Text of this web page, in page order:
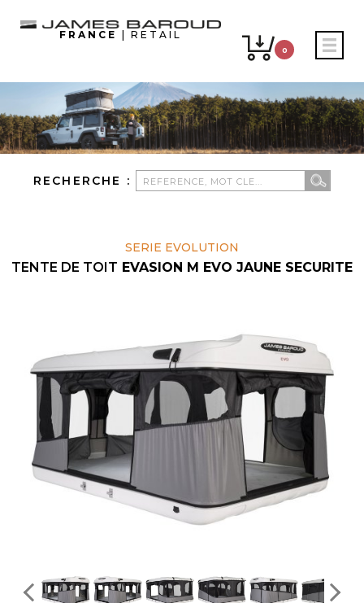
FRANCE | RETAIL
0
RECHERCHE :
SERIE EVOLUTION
TENTE DE TOIT EVASION M EVO JAUNE SECURITE